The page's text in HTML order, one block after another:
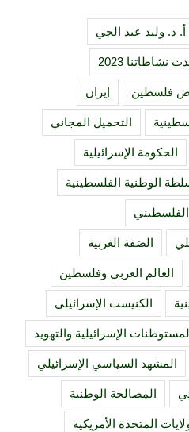
أ. د. وليد عبد الحي
نشاطاتنا 2023
فلسطين إيران
التحميل المجاني
الحكومة الإسرائيلية
الوطنية الفلسطينية
الضفة الغربية
العالم العربي وفلسطين
الكنيست الإسرائيلي
الإسرائيلية والتهويد
المشهد السياسي الإسرائيلي
المصالحة الوطنية
المتحدة الأمريكية